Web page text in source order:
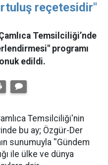
reçetesidir"
Temsilciliği’nde
programı
edildi.
Temsilciliği'nin
bu ay; Özgür-Der
sunumuyla ''Gündem
ile ülke ve dünya